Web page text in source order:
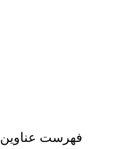
فهرست عناوین